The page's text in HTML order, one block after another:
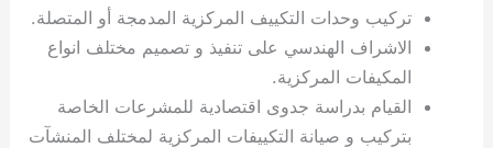
تركيب وحدات التكييف المركزية المدمجة أو المتصلة.
الاشراف الهندسي على تنفيذ و تصميم مختلف انواع
المكيفات المركزية.
القيام بدراسة جدوى اقتصادية للمشرعات الخاصة
بتركيب و صيانة التكييفات المركزية لمختلف المنشآت